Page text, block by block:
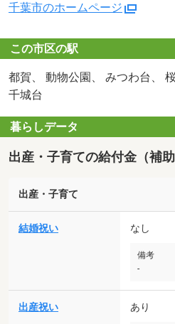
千葉市のホームページ
この市区の駅
都賀、 動物公園、 みつわ台、
千城台
暮らしデータ
出産・子育ての給付金（補助
出産・子育て
結婚祝い なし
備考
-
出産祝い あり